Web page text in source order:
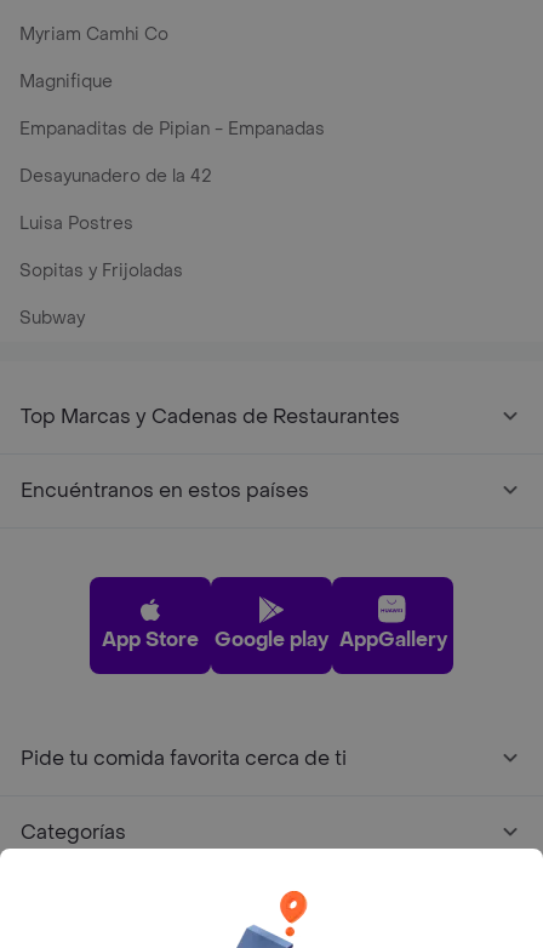
Myriam Camhi Co
Magnifique
Empanaditas de Pipian - Empanadas
Desayunadero de la 42
Luisa Postres
Sopitas y Frijoladas
Subway
Top Marcas y Cadenas de Restaurantes
Encuéntranos en estos países
App Store Google play AppGallery
Pide tu comida favorita cerca de ti
Categorías